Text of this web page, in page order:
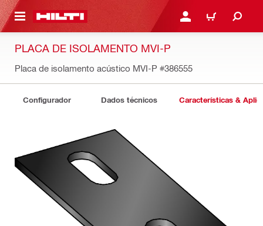
CONTENT ENTRAR OU REGISTAR
CARRINHO
PLACA DE ISOLAMENTO MVI-P
Placa de isolamento acústico MVI-P #386555
Configurador Dados técnicos Características &